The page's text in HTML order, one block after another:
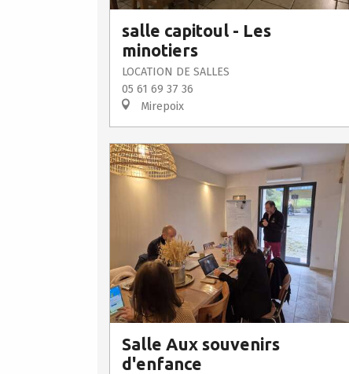
salle capitoul - Les
minotiers
LOCATION DE SALLES
05 61 69 37 36
Mirepoix
Salle Aux souvenirs
d'enfance